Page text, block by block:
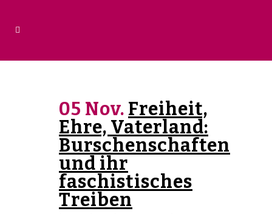
05 Nov. Freiheit,
Ehre, Vaterland:
Burschenschaften
und ihr
faschistisches
Treiben